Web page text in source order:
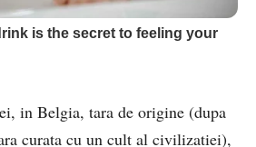
in Belgia, tara de origine (dupa
curata cu un cult al civilizatiei),